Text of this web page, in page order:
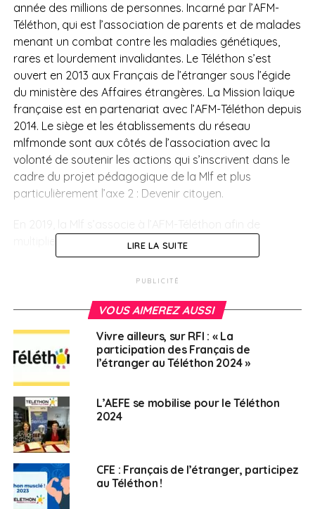
année des millions de personnes. Incarné par l’AFM-
Téléthon, qui est l’association de parents et de malades
menant un combat contre les maladies génétiques,
rares et lourdement invalidantes. Le Téléthon s’est
ouvert en 2013 aux Français de l’étranger sous l’égide
du ministère des Affaires étrangères. La Mission laïque
française est en partenariat avec l’AFM-Téléthon depuis
2014. Le siège et les établissements du réseau
mlfmonde sont aux côtés de l’association avec la
volonté de soutenir les actions qui s’inscrivent dans le
cadre du projet pédagogique de la Mlf et plus
particulièrement l’axe 2 : Devenir citoyen.
A SUIVRE
Le Journal des Français à l’étranger présent sur
le Salon du PVT, samedi prochain (5 octobre) à
la Cité Universitaire de Paris !
NE RATEZ PAS
Institut Français : La Fabrique cinéma 2020
Français à l'étranger
LIRE LA SUITE
PUBLICITÉ
VOUS AIMEREZ AUSSI
Vivre ailleurs, sur RFI : « La
participation des Français de
l’étranger au Téléthon 2024 »
L’AEFE se mobilise pour le Téléthon
2024
CFE : Français de l’étranger, participez
au Téléthon !